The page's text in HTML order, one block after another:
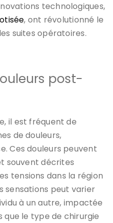
technologiques,
, ont révolutionné le
suites opératoires.
post-
il est fréquent de
de douleurs,
Ces douleurs peuvent
souvent décrites
tensions dans la région
sensations peut varier
à un autre, impactée
le type de chirurgie